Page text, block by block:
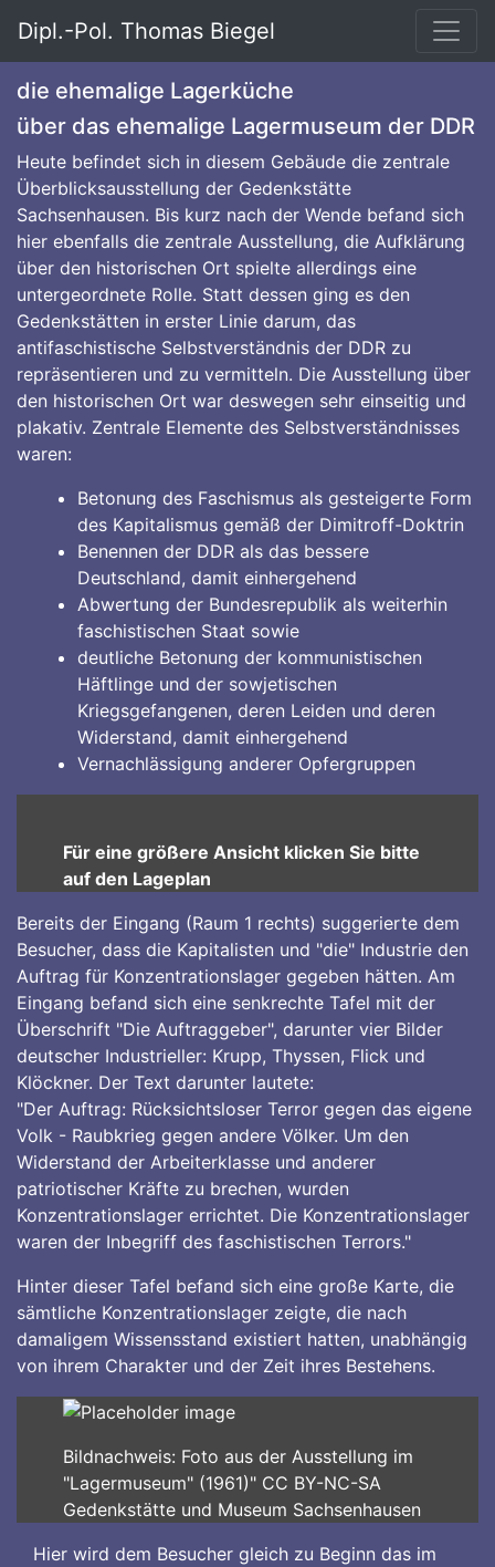
Dipl.-Pol. Thomas Biegel
die ehemalige Lagerküche
über das ehemalige Lagermuseum der DDR
Heute befindet sich in diesem Gebäude die zentrale
Überblicksausstellung der Gedenkstätte
Sachsenhausen. Bis kurz nach der Wende befand sich
hier ebenfalls die zentrale Ausstellung, die Aufklärung
über den historischen Ort spielte allerdings eine
untergeordnete Rolle. Statt dessen ging es den
Gedenkstätten in erster Linie darum, das
antifaschistische Selbstverständnis der DDR zu
repräsentieren und zu vermitteln. Die Ausstellung über
den historischen Ort war deswegen sehr einseitig und
plakativ. Zentrale Elemente des Selbstverständnisses
waren:
Betonung des Faschismus als gesteigerte Form
des Kapitalismus gemäß der Dimitroff-Doktrin
Benennen der DDR als das bessere
Deutschland, damit einhergehend
Abwertung der Bundesrepublik als weiterhin
faschistischen Staat sowie
deutliche Betonung der kommunistischen
Häftlinge und der sowjetischen
Kriegsgefangenen, deren Leiden und deren
Widerstand, damit einhergehend
Vernachlässigung anderer Opfergruppen
Für eine größere Ansicht klicken Sie bitte
auf den Lageplan
Bereits der Eingang (Raum 1 rechts) suggerierte dem
Besucher, dass die Kapitalisten und "die" Industrie den
Auftrag für Konzentrationslager gegeben hätten. Am
Eingang befand sich eine senkrechte Tafel mit der
Überschrift "Die Auftraggeber", darunter vier Bilder
deutscher Industrieller: Krupp, Thyssen, Flick und
Klöckner. Der Text darunter lautete:
"Der Auftrag: Rücksichtsloser Terror gegen das eigene
Volk - Raubkrieg gegen andere Völker. Um den
Widerstand der Arbeiterklasse und anderer
patriotischer Kräfte zu brechen, wurden
Konzentrationslager errichtet. Die Konzentrationslager
waren der Inbegriff des faschistischen Terrors."
Hinter dieser Tafel befand sich eine große Karte, die
sämtliche Konzentrationslager zeigte, die nach
damaligem Wissensstand existiert hatten, unabhängig
von ihrem Charakter und der Zeit ihres Bestehens.
Bildnachweis: Foto aus der Ausstellung im
"Lagermuseum" (1961)" CC BY-NC-SA
Gedenkstätte und Museum Sachsenhausen
Hier wird dem Besucher gleich zu Beginn das im